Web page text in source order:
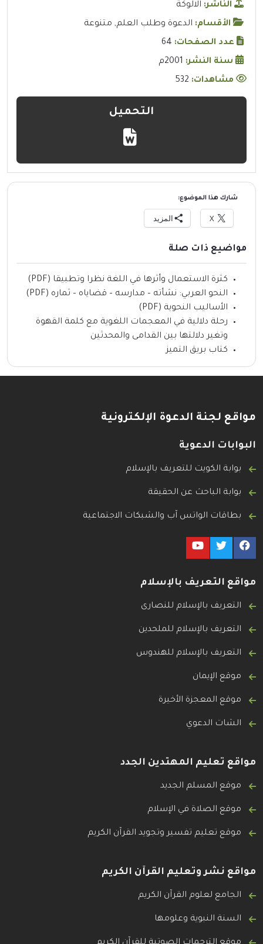
الناشر: الالوكة
الأقسام: الدعوة وطلب العلم, متنوعة
عدد الصفحات: 64
سنة النشر: 2001م
مشاهدات:
التحميل
شارك هذا الموضوع:
X المزيد
مواضيع ذات صلة
كثرة الاستعمال وأثرها في اللغة نظرا وتطبيقا (PDF)
النحو العربي: نشأته – مدارسه – قضاياه – ثماره (PDF)
الأساليب النحوية (PDF)
رحلة دلالية في المعجمات اللغوية مع كلمة القهوة
وتغير دلالتها بين القدامى والمحدثين
كتاب بريق التميز
مواقع لجنة الدعوة الإلكترونية
البوابات الدعوية
بوابة الكويت للتعريف بالإسلام
بوابة الباحث عن الحقيقة
بطاقات الواتس آب والشبكات الاجتماعية
مواقع التعريف بالإسلام
التعريف بالإسلام للنصارى
التعريف بالإسلام للملحدين
التعريف بالإسلام للهندوس
موقع الإيمان
موقع المعجزة الأخيرة
الشات الدعوي
مواقع تعليم المهتدين الجدد
موقع المسلم الجديد
موقع الصلاة في الإسلام
موقع تعليم تفسير وتجويد القرآن الكريم
مواقع نشر وتعليم القرآن الكريم
الجامع لعلوم القرآن الكريم
السنة النبوية وعلومها